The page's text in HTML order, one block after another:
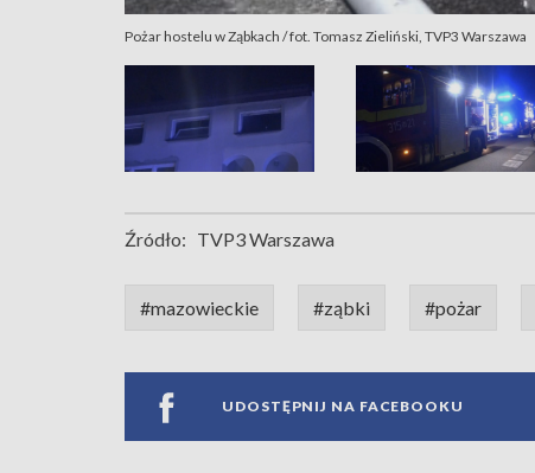
Pożar hostelu w Ząbkach / fot. Tomasz Zieliński, TVP3 Warszawa
Źródło: TVP3 Warszawa
#mazowieckie #ząbki #pożar
UDOSTĘPNIJ NA FACEBOOKU